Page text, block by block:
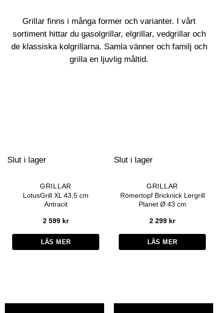
Grillar finns i många former och varianter. I vårt
sortiment hittar du gasolgrillar, elgrillar, vedgrillar och
de klassiska kolgrillarna. Samla vänner och familj och
grilla en ljuvlig måltid.
Slut i lager
GRILLAR
LotusGrill XL 43,5 cm
Antracit
2 599 kr
LÄS MER
Slut i lager
GRILLAR
Römertopf Bricknick Lergrill
Planet Ø 43 cm
2 299 kr
LÄS MER